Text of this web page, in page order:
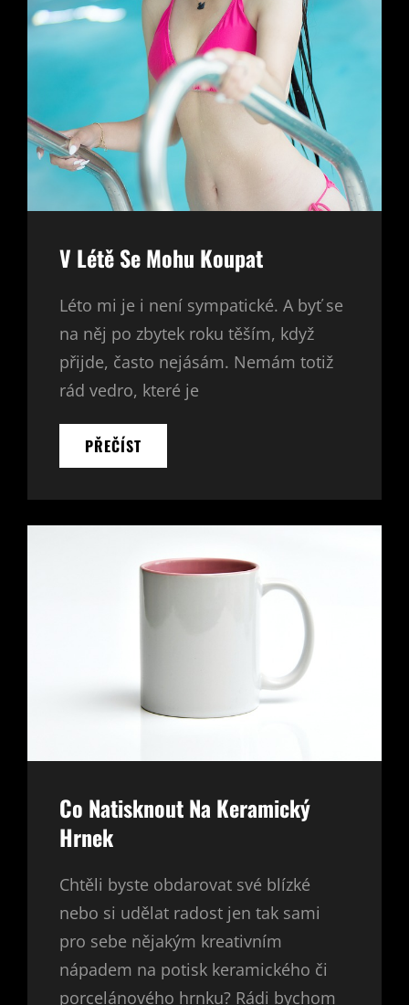
V Létě Se Mohu Koupat
Léto mi je i není sympatické. A byť se
na něj po zbytek roku těším, když
přijde, často nejásám. Nemám totiž
rád vedro, které je
PŘEČÍST
LÉTĚ
MOHU
Co Natisknout Na Keramický
Hrnek
Chtěli byste obdarovat své blízké
nebo si udělat radost jen tak sami
pro sebe nějakým kreativním
nápadem na potisk keramického či
porcelánového hrnku? Rádi bychom